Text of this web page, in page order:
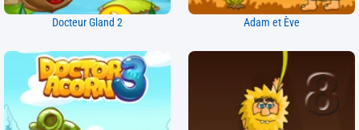
Docteur Gland 2 Adam et Ève